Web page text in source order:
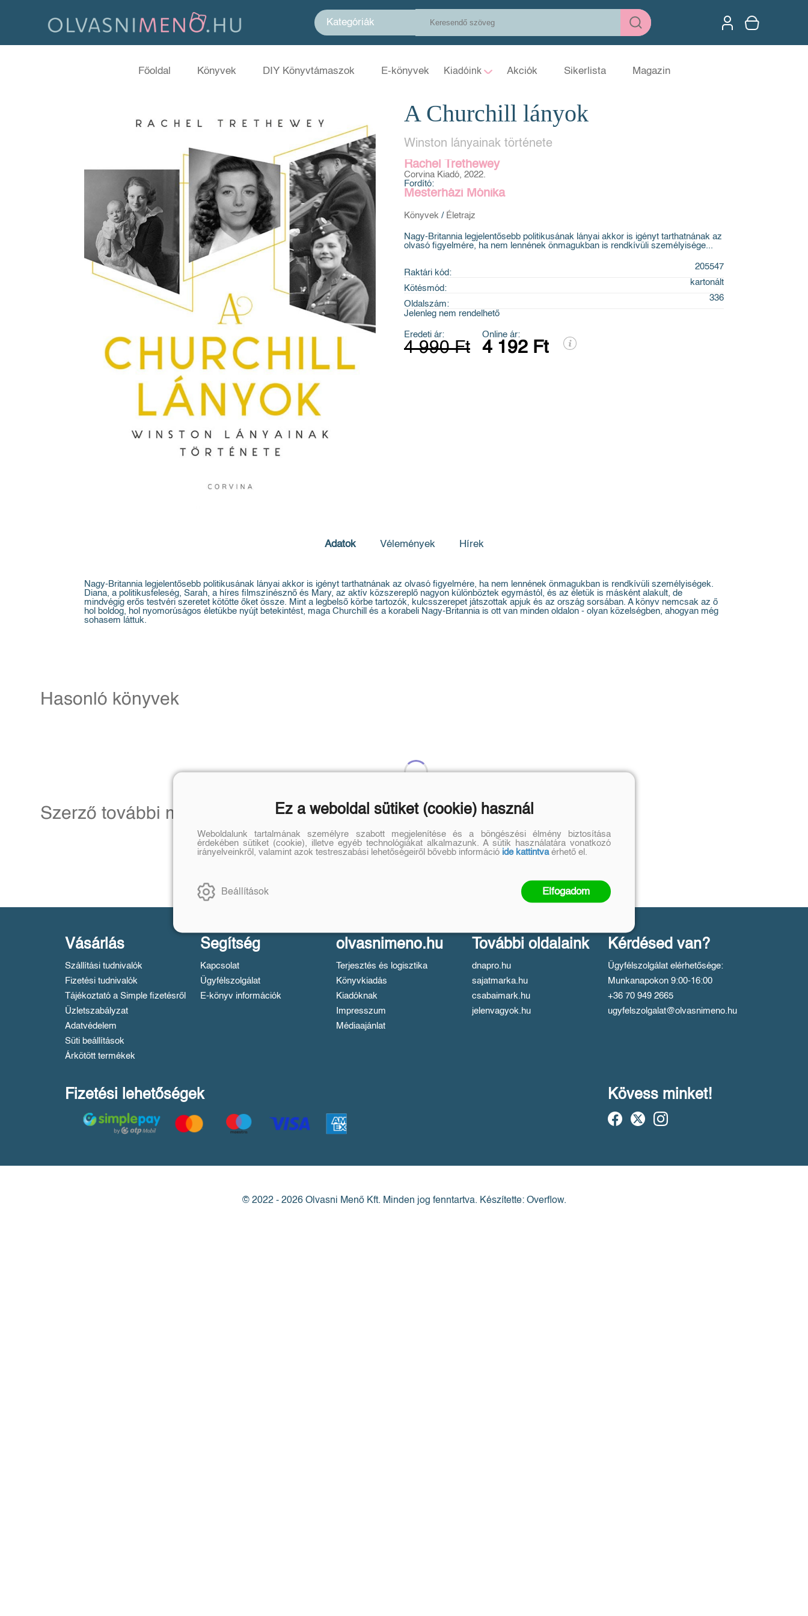
Kategóriák
Főoldal Könyvek DIY Könyvtámaszok E-könyvek Kiadóink Akciók Sikerlista Magazin
A Churchill lányok
Winston lányainak története
Rachel Trethewey
Corvina Kiadó, 2022.
Fordító:
Mesterházi Mónika
Könyvek / Életrajz
Nagy-Britannia legjelentősebb politikusának lányai akkor is igényt tarthatnának az
olvasó figyelmére, ha nem lennének önmagukban is rendkívüli személyisége...
Raktári kód:
205547
Kötésmód:
kartonált
Oldalszám:
336
Jelenleg nem rendelhető
Eredeti ár:
4 990 Ft
Online ár:
4 192 Ft
Adatok Vélemények Hírek
Nagy-Britannia legjelentősebb politikusának lányai akkor is igényt tarthatnának az olvasó figyelmére, ha nem lennének önmagukban is rendkívüli személyiségek.
Diana, a politikusfeleség, Sarah, a híres filmszínésznő és Mary, az aktív közszereplő nagyon különböztek egymástól, és az életük is másként alakult, de
mindvégig erős testvéri szeretet kötötte őket össze. Mint a legbelső körbe tartozók, kulcsszerepet játszottak apjuk és az ország sorsában. A könyv nemcsak az ő
hol boldog, hol nyomorúságos életükbe nyújt betekintést, maga Churchill és a korabeli Nagy-Britannia is ott van minden oldalon - olyan közelségben, ahogyan még
sohasem láttuk.
Hasonló könyvek
Szerző további művei
Vásárlás
Szállítási tudnivalók
Fizetési tudnivalók
Tájékoztató a Simple fizetésről
Üzletszabályzat
Adatvédelem
Süti beállítások
Árkötött termékek
Segítség
Kapcsolat
Ügyfélszolgálat
E-könyv információk
olvasnimeno.hu
Terjesztés és logisztika
Könyvkiadás
Kiadóknak
Impresszum
Médiaajánlat
További oldalaink
dnapro.hu
sajatmarka.hu
csabaimark.hu
jelenvagyok.hu
Kérdésed van?
Ügyfélszolgálat elérhetősége:
Munkanapokon 9:00-16:00
+36 70 949 2665
ugyfelszolgalat@olvasnimeno.hu
Fizetési lehetőségek Kövess minket!
© 2022 - 2026 Olvasni Menő Kft. Minden jog fenntartva. Készítette: Overflow.
Ez a weboldal sütiket (cookie) használ
Weboldalunk tartalmának személyre szabott megjelenítése és a böngészési élmény biztosítása
érdekében sütiket (cookie), illetve egyéb technológiákat alkalmazunk. A sütik használatára vonatkozó
irányelveinkről, valamint azok testreszabási lehetőségeiről bővebb információ ide kattintvaérhető el.
Beállítások Elfogadom